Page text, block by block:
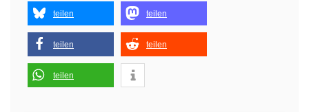
teilen teilen
teilen teilen
teilen